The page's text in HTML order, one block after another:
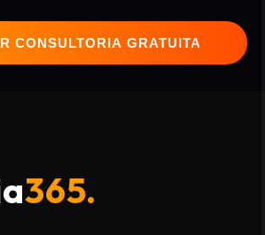
CONSULTORIA GRATUITA
365.